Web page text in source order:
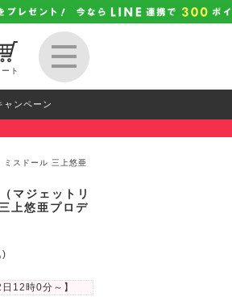
ート
ャンペーン
スドール 三上悠亜
ジェットリ
上悠亜プロデ
)
12時0分 ～】